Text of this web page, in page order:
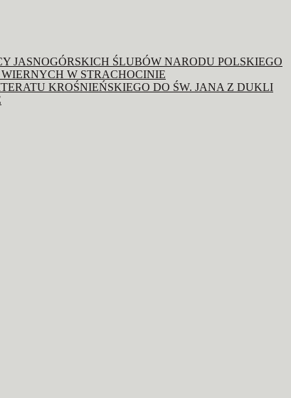
JASNOGÓRSKICH ŚLUBÓW NARODU POLSKIEGO
W STRACHOCINIE
KROŚNIEŃSKIEGO DO ŚW. JANA Z DUKLI